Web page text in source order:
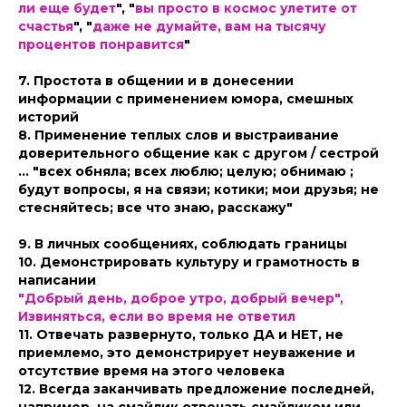
ли еще будет", "вы просто в космос улетите от
счастья", "даже не думайте, вам на тысячу
процентов понравится"
7. Простота в общении и в донесении
информации с применением юмора, смешных
историй
8. Применение теплых слов и выстраивание
доверительного общение как с другом / сестрой
... "всех обняла; всех люблю; целую; обнимаю ;
будут вопросы, я на связи; котики; мои друзья; не
стесняйтесь; все что знаю, расскажу"
9. В личных сообщениях, соблюдать границы
10. Демонстрировать культуру и грамотность в
написании
"Добрый день, доброе утро, добрый вечер",
Извиняться, если во время не ответил
11. Отвечать развернуто, только ДА и НЕТ, не
приемлемо, это демонстрирует неуважение и
отсутствие время на этого человека
12. Всегда заканчивать предложение последней,